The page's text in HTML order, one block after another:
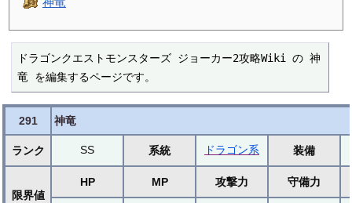
ドラゴンクエストモンスターズ ジョーカー2攻略Wiki の 神
竜 を編集するページです。
291 神竜
ランク SS 系統 ドラゴン系 装備
限界値
HP MP 攻撃力 守備力